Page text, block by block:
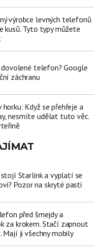
výrobce levných telefonů
kusů. Tyto typy můžete
telefon? Google
záchranu
Když se přehřeje a
nesmíte udělat tuto věc.
Starlink a vyplatí se
Pozor na skryté pasti
před šmejdy a
za krokem. Stačí zapnout
Mají ji všechny mobily